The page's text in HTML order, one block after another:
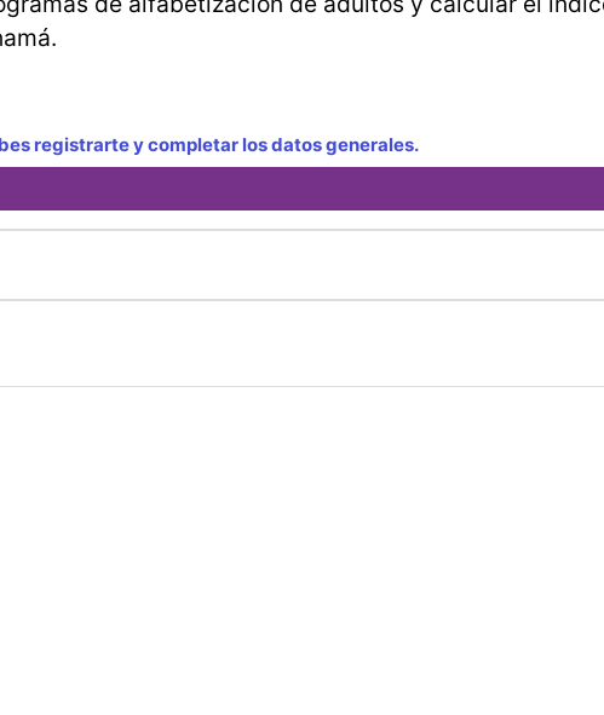
registrarte y completar los datos generales.